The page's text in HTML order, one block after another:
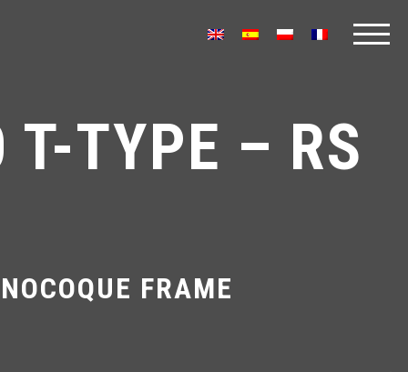
T-TYPE – RS
FRAME